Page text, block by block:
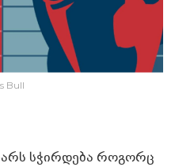
Bull
სჭირდება როგორც